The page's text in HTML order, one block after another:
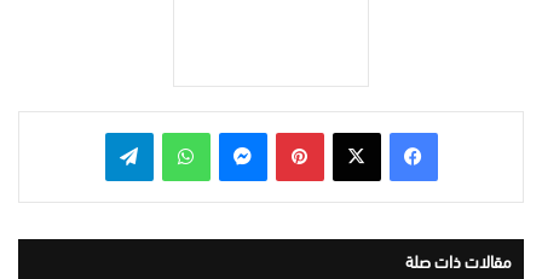
بينتيريست واتساب
مقالات ذات صلة